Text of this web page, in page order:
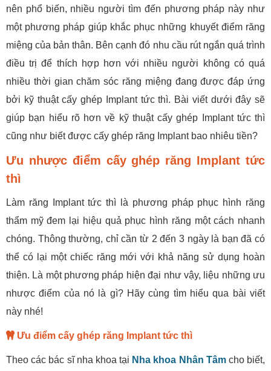
nên phổ biến, nhiều người tìm đến phương pháp này như
một phương pháp giúp khắc phục những khuyết điểm răng
miệng của bản thân. Bên cạnh đó nhu cầu rút ngắn quá trình
điều trị để thích hợp hơn với nhiều người không có quá
nhiều thời gian chăm sóc răng miệng đang được đáp ứng
bởi kỹ thuật cấy ghép Implant tức thì. Bài viết dưới đây sẽ
giúp bạn hiểu rõ hơn về kỹ thuật cấy ghép Implant tức thì
cũng như biết được cấy ghép răng Implant bao nhiêu tiền?
Ưu nhược điểm cấy ghép răng Implant tức
thì
Làm răng Implant tức thì là phương pháp phục hình răng
thẩm mỹ đem lại hiệu quả phục hình răng một cách nhanh
chóng. Thông thường, chỉ cần từ 2 đến 3 ngày là bạn đã có
thể có lại một chiếc răng mới với khả năng sử dụng hoàn
thiện. Là một phương pháp hiện đại như vậy, liệu những ưu
nhược điểm của nó là gì? Hãy cùng tìm hiểu qua bài viết
này nhé!
Ưu điểm cấy ghép răng Implant tức thì
Theo các bác sĩ nha khoa tại Nha khoa Nhân Tâmcho biết,